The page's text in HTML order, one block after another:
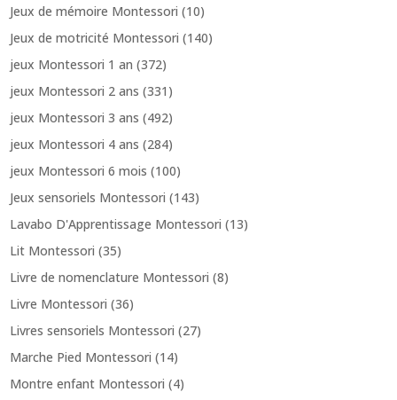
Jeux de mémoire Montessori (10)
Jeux de motricité Montessori (140)
jeux Montessori 1 an (372)
jeux Montessori 2 ans (331)
jeux Montessori 3 ans (492)
jeux Montessori 4 ans (284)
jeux Montessori 6 mois (100)
Jeux sensoriels Montessori (143)
Lavabo D'Apprentissage Montessori (13)
Lit Montessori (35)
Livre de nomenclature Montessori (8)
Livre Montessori (36)
Livres sensoriels Montessori (27)
Marche Pied Montessori (14)
Montre enfant Montessori (4)